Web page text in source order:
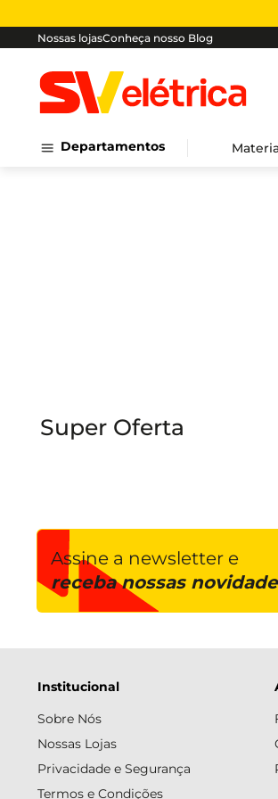
Nossas lojasConheça nosso Blog
Departamentos
Super Oferta
Assine a newsletter e
receba nossas
Institucional
Sobre Nós
Nossas Lojas
Privacidade e Segurança
Termos e Condições